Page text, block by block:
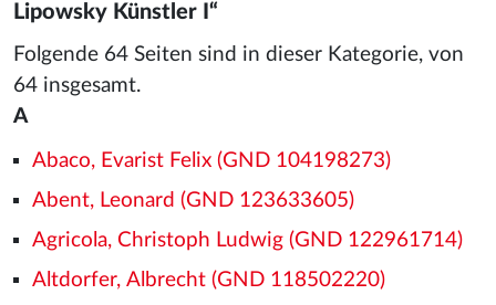
Lipowsky Künstler I“
Folgende 64 Seiten sind in dieser Kategorie, von
64 insgesamt.
A
Abaco, Evarist Felix (GND 104198273)
Abent, Leonard (GND 123633605)
Agricola, Christoph Ludwig (GND 122961714)
Altdorfer, Albrecht (GND 118502220)